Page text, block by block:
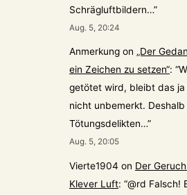
Schrägluftbildern…”
Aug. 5, 20:24
Anmerkung on „Der
ein Zeichen zu setzen“: “
getötet wird, bleibt das ja
nicht unbemerkt.
Tötungsdelikten…”
Aug. 5, 20:05
Vierte1904 on Der
Klever Luft: “@rd Falsch!